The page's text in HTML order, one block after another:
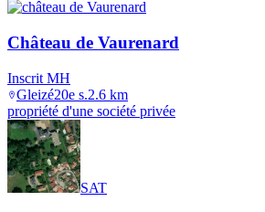
Château de Vaurenard
Inscrit MH
Gleizé20e s.2.6 km
propriété d'une société privée
SAT